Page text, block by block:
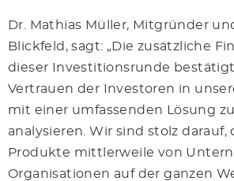
Dr. Mathias Müller, Mitgründer
Blickfeld, sagt: „Die zusätzliche
dieser Investitionsrunde
Vertrauen der Investoren in
mit einer umfassenden Lösung
analysieren. Wir sind stolz darauf,
Produkte mittlerweile von
Organisationen auf der ganzen